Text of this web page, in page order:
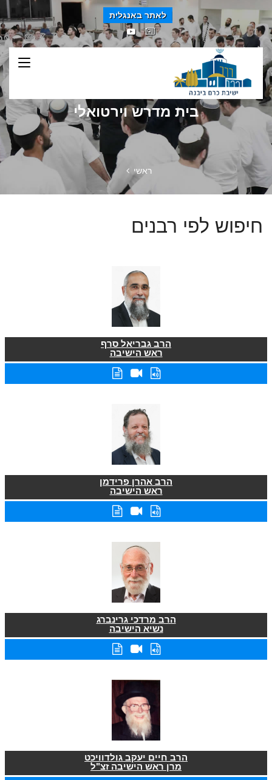
לאתר באנגלית
בית מדרש וירטואלי
ראשי
חיפוש לפי רבנים
הרב גבריאל סרף
ראש הישיבה
הרב אהרן פרידמן
ראש הישיבה
הרב מרדכי גרינברג
נשיא הישיבה
הרב חיים יעקב גולדוויכט
מרן ראש הישיבה זצ"ל